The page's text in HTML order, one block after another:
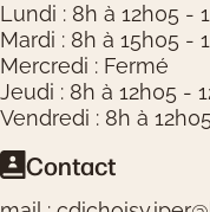
Lundi : 8h à 12h05 -
Mardi : 8h à 15h05 -
Mercredi : Fermé
Jeudi : 8h à 12h05 -
Vendredi : 8h à
Contact